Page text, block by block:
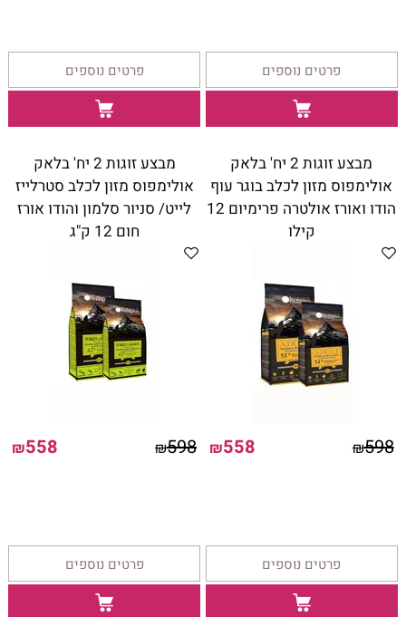
פרטים נוספים פרטים נוספים
מבצע זוגות 2 יח' בלאק
אולימפוס מזון לכלב בוגר עוף
הודו ואורז אולטרה פרימיום 12
קילו
₪598
₪558
פרטים נוספים
מבצע זוגות 2 יח' בלאק
אולימפוס מזון לכלב סטרלייז
לייט/ סניור סלמון והודו אורז
חום 12 ק"ג
₪598
₪558
פרטים נוספים